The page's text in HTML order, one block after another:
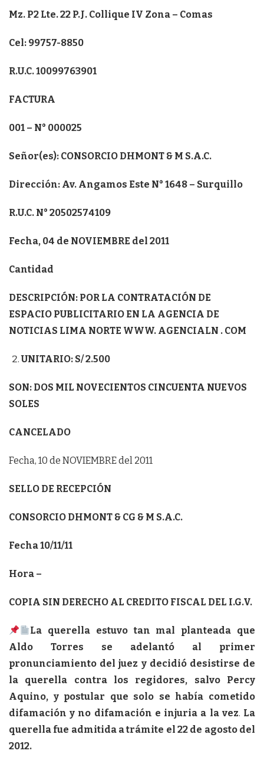
Mz. P2 Lte. 22 P.J. Collique IV Zona – Comas
Cel: 99757-8850
R.U.C. 10099763901
FACTURA
001 – N° 000025
Señor(es): CONSORCIO DHMONT & M S.A.C.
Dirección: Av. Angamos Este N° 1648 – Surquillo
R.U.C. N° 20502574109
Fecha, 04 de NOVIEMBRE del 2011
Cantidad
DESCRIPCIÓN: POR LA CONTRATACIÓN DE
ESPACIO PUBLICITARIO EN LA AGENCIA DE
NOTICIAS LIMA NORTE WWW. AGENCIALN . COM
UNITARIO: S/ 2.500
SON: DOS MIL NOVECIENTOS CINCUENTA NUEVOS
SOLES
CANCELADO
Fecha, 10 de NOVIEMBRE del 2011
SELLO DE RECEPCIÓN
CONSORCIO DHMONT & CG & M S.A.C.
Fecha 10/11/11
Hora –
COPIA SIN DERECHO AL CREDITO FISCAL DEL I.G.V.
La querella estuvo tan mal planteada que
Aldo Torres se adelantó al primer
pronunciamiento del juez y decidió desistirse de
la querella contra los regidores, salvo Percy
Aquino, y postular que solo se había cometido
difamación y no difamación e injuria a la vez. La
querella fue admitida a trámite el 22 de agosto del
2012.